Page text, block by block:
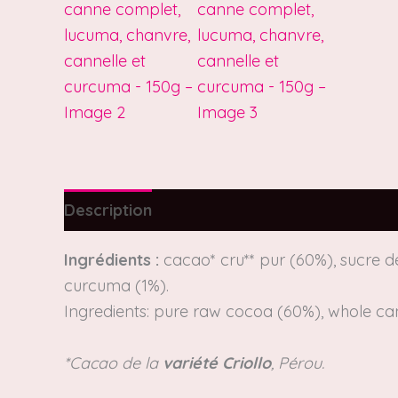
Description
Ingrédients : cacao* cru** pur (60%), sucre
curcuma (1%).
Ingredients: pure raw cocoa (60%), whole
*Cacao de la variété Criollo, Pérou.